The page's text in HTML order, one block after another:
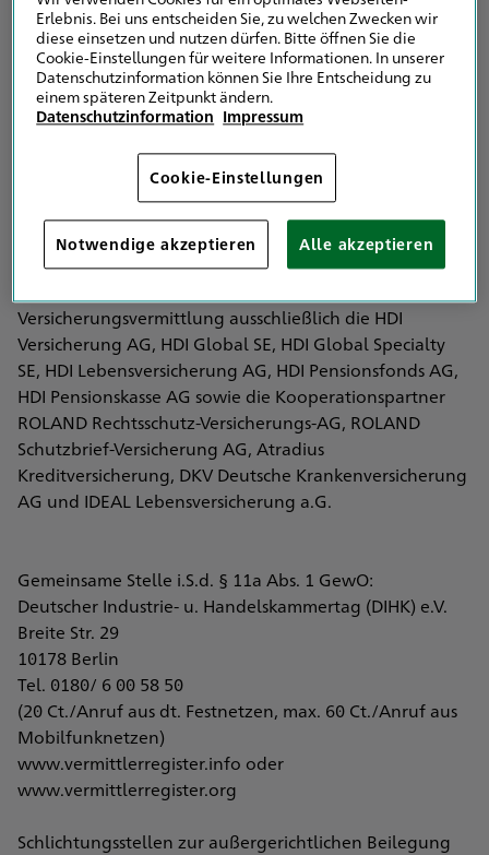
Satz 1 GewO
Vermittlerregister Registernummer: D-OEQ6-26VMU-10
Erlaubnis und Registerbehörde:
Max-Joseph-Str. 2
Die Erlaubnisbehörde ist auch die Registerbehörde.
Versicherungsvermittlung ausschließlich die HDI
Versicherung AG, HDI Global SE, HDI Global Specialty
SE, HDI Lebensversicherung AG, HDI Pensionsfonds AG,
HDI Pensionskasse AG sowie die Kooperationspartner
ROLAND Rechtsschutz-Versicherungs-AG, ROLAND
Schutzbrief-Versicherung AG, Atradius
Kreditversicherung, DKV Deutsche Krankenversicherung
AG und IDEAL Lebensversicherung a.G.
Gemeinsame Stelle i.S.d. § 11a Abs. 1 GewO:
Deutscher Industrie- u. Handelskammertag (DIHK) e.V.
Breite Str. 29
10178 Berlin
Tel. 0180/ 6 00 58 50
(20 Ct./Anruf aus dt. Festnetzen, max. 60 Ct./Anruf aus
Mobilfunknetzen)
www.vermittlerregister.info oder
www.vermittlerregister.org
Schlichtungsstellen zur außergerichtlichen Beilegung
Erlebnis. Bei uns entscheiden Sie, zu welchen Zwecken wir
diese einsetzen und nutzen dürfen. Bitte öffnen Sie die
Cookie-Einstellungen für weitere Informationen. In unserer
Datenschutzinformation können Sie Ihre Entscheidung zu
einem späteren Zeitpunkt ändern.
Datenschutzinformation Impressum
Cookie-Einstellungen
Notwendige akzeptieren Alle akzeptieren